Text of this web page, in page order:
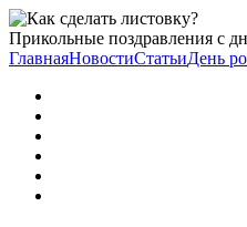
Прикольные поздравления с
ГлавнаяНовостиСтатьиДень